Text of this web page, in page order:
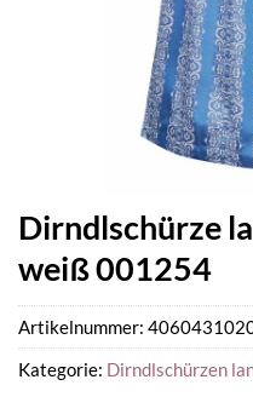
Dirndlschürze
weiß 001254
Artikelnummer:
Kategorie: Dirndlschürzen